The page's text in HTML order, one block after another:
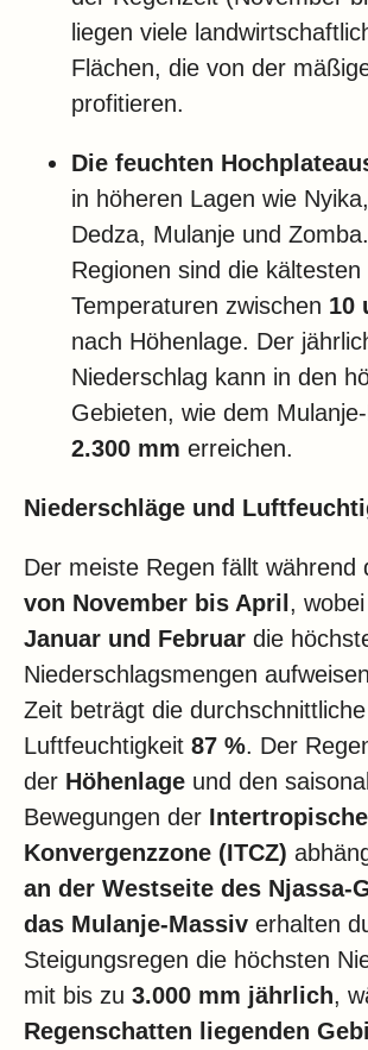
liegen viele
Flächen, die von der
profitieren.
Die feuchten
in höheren Lagen wie
Dedza, Mulanje und
Regionen sind die
Temperaturen zwischen 10
nach Höhenlage. Der
Niederschlag kann in den
Gebieten, wie dem
2.300 mm erreichen.
Niederschläge und
Der meiste Regen fällt während
von November bis April ,
Januar und Februar die
Niederschlagsmengen
Zeit beträgt die durchschnittliche
Luftfeuchtigkeit 87 %. Der
der Höhenlage und den
Bewegungen der
Konvergenzzone (ITCZ)
an der Westseite des Njassa-
das Mulanje-Massiv erhalten
Steigungsregen die höchsten
mit bis zu 3.000 mm jährlich,
Regenschatten liegenden